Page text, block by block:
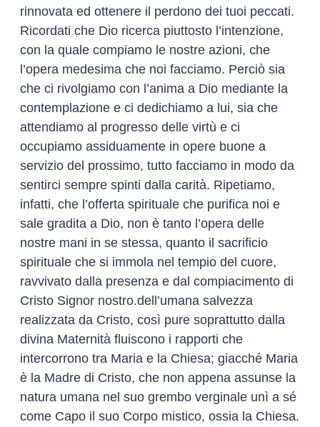
rinnovata ed ottenere il perdono dei tuoi peccati.
Ricordati che Dio ricerca piuttosto l’intenzione,
con la quale compiamo le nostre azioni, che
l’opera medesima che noi facciamo. Perciò sia
che ci rivolgiamo con l’anima a Dio mediante la
contemplazione e ci dedichiamo a lui, sia che
attendiamo al progresso delle virtù e ci
occupiamo assiduamente in opere buone a
servizio del prossimo, tutto facciamo in modo da
sentirci sempre spinti dalla carità. Ripetiamo,
infatti, che l’offerta spirituale che purifica noi e
sale gradita a Dio, non è tanto l’opera delle
nostre mani in se stessa, quanto il sacrificio
spirituale che si immola nel tempio del cuore,
ravvivato dalla presenza e dal compiacimento di
Cristo Signor nostro.dell’umana salvezza
realizzata da Cristo, così pure soprattutto dalla
divina Maternità fluiscono i rapporti che
intercorrono tra Maria e la Chiesa; giacché Maria
è la Madre di Cristo, che non appena assunse la
natura umana nel suo grembo verginale unì a sé
come Capo il suo Corpo mistico, ossia la Chiesa.